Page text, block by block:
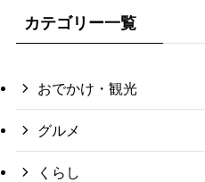
カテゴリー一覧
おでかけ・観光
グルメ
くらし